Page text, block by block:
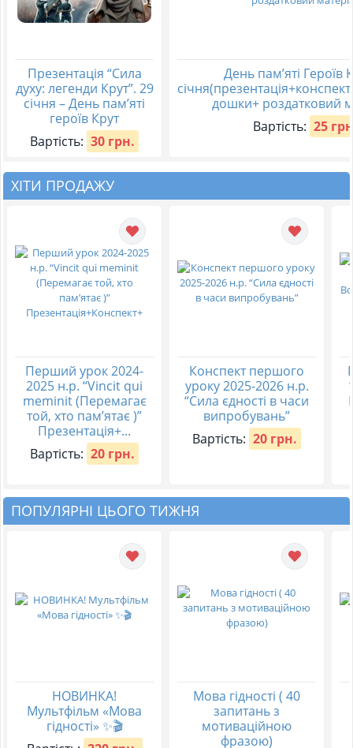
Презентація “Сила
духу: легенди Крут”. 29
січня – День пам’яті
героїв Крут
Вартість: 30 грн.
День пам’яті Героїв
дошки+ роздатковий
Вартість: 25
ХІТИ ПРОДАЖУ
Перший урок 2024-
2025 н.р. “Vincit qui
meminit (Перемагає
той, хто пам’ятає )”
Презентація+...
Вартість: 20 грн.
Конспект першого
уроку 2025-2026 н.р.
“Сила єдності в часи
випробувань”
Вартість: 20 грн.
ПОПУЛЯРНІ ЦЬОГО ТИЖНЯ
НОВИНКА!
Мультфільм «Мова
гідності» ✨🎬
Мова гідності ( 40
запитань з
мотиваційною
фразою)